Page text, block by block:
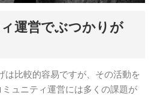
運営でぶつかりが
は比較的容易ですが、その活動を
ュニティ運営には多くの課題が